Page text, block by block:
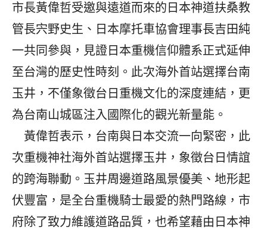
市長黃偉哲受邀與遠道而來的日本神道扶桑教
管長宍野史生、日本摩托車協會理事長吉田純
一共同參與，見證日本重機信仰體系正式延伸
至台灣的歷史性時刻。此次海外首站選擇台南
玉井，不僅象徵台日重機文化的深度連結，更
為台南山城區注入國際化的觀光新量能。
黃偉哲表示，台南與日本交流一向緊密，此
次重機神社海外首站選擇玉井，象徵台日情誼
的跨海聯動。玉井周邊道路風景優美、地形起
伏豐富，是全台重機騎士最愛的熱門路線，市
府除了致力維護道路品質，也希望藉由日本神